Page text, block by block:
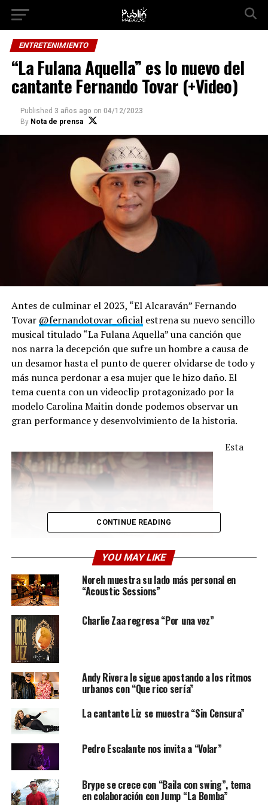
ENTRETENIMIENTO
“La Fulana Aquella” es lo nuevo del
cantante Fernando Tovar (+Video)
Published 3 años ago on 04/12/2023
By Nota de prensa
Antes de culminar el 2023, “El Alcaraván” Fernando
Tovar @fernandotovar_oficialestrena su nuevo sencillo
musical titulado “La Fulana Aquella” una canción que
nos narra la decepción que sufre un hombre a causa de
un desamor hasta el punto de querer olvidarse de todo y
más nunca perdonar a esa mujer que le hizo daño. El
tema cuenta con un videoclip protagonizado por la
modelo Carolina Maitin donde podemos observar un
gran performance y desenvolvimiento de la historia.
Esta
canción promete ser una de las más icónicas de la
música llanera en la actualidad pues su letra es algo con
lo que muchas personas se pueden identificar, su ritmo
tradicional y jocosidad hacen de la misma una pieza de
colección. La producción estuvo a cargo de Gilbert Salas,
Ángel Luis Castillo y Fernando Tovar siendo grabada en
los estudios de Alcaraván Records.
El también compositor nacido en San Fernando de
CONTINUE READING
YOU MAY LIKE
Noreh muestra su lado más personal en
“Acoustic Sessions”
Charlie Zaa regresa “Por una vez”
Andy Rivera le sigue apostando a los ritmos
urbanos con “Que rico sería”
La cantante Liz se muestra “Sin Censura”
Pedro Escalante nos invita a “Volar”
Brype se crece con “Baila con swing”, tema
en colaboración con Jump “La Bomba”
Ir a la versión móvil